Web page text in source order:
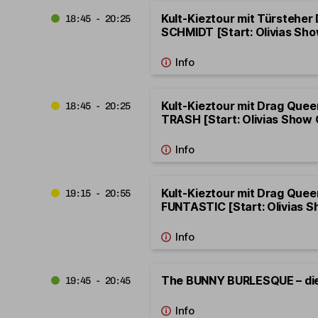
18:45 - 20:25
Kult-Kieztour mit Türsteher
SCHMIDT [Start: Olivias
18:45 - 20:25
Kult-Kieztour mit Drag
TRASH [Start: Olivias Show
19:15 - 20:55
Kult-Kieztour mit Drag
FUNTASTIC [Start: Olivias
19:45 - 20:45 The BUNNY BURLESQUE –